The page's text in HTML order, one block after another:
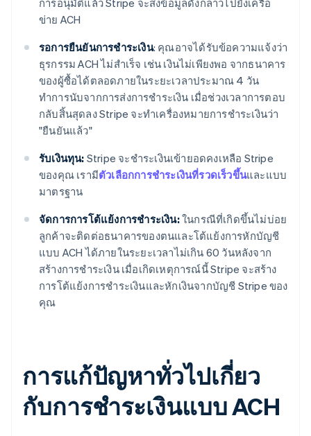
การอนุมัติแล้ว Stripe จะส่งข้อมูลดังกล่าวไปยังเครือ
ข่าย ACH
รอการยืนยันการชําระเงิน: คุณอาจได้รับข้อความแจ้งว่า
ธุรกรรม ACH ไม่สำเร็จ เช่น เงินไม่เพียงพอ จากธนาคาร
ของผู้ซื้อได้ตลอดภายในระยะเวลาประมาณ 4 วัน
ทำการนับจากการส่งการชำระเงิน เมื่อช่วงเวลาการตอบ
กลับสิ้นสุดลง Stripe จะทําเครื่องหมายการชําระเงินว่า
"ยืนยันแล้ว"
รับเงินทุน: Stripe จะชําระเงินเข้ายอดคงเหลือ Stripe
ของคุณ เรามีตัวเลือกการชําระเงินที่รวดเร็วขึ้นและแบบ
มาตรฐาน
จัดการการโต้แย้งการชําระเงิน:ในกรณีที่เกิดขึ้นไม่บ่อย
ลูกค้าจะติดต่อธนาคารของตนและโต้แย้งการหักบัญชี
แบบ ACH ได้ภายในระยะเวลาไม่เกิน 60 วันหลังจาก
สร้างการชําระเงิน เมื่อเกิดเหตุการณ์นี้ Stripe จะสร้าง
การโต้แย้งการชําระเงินและหักเงินจากบัญชี Stripe ของ
คุณ
การแก้ปัญหาทั่วไปเกี่ยว
กับการชําระเงินแบบ ACH